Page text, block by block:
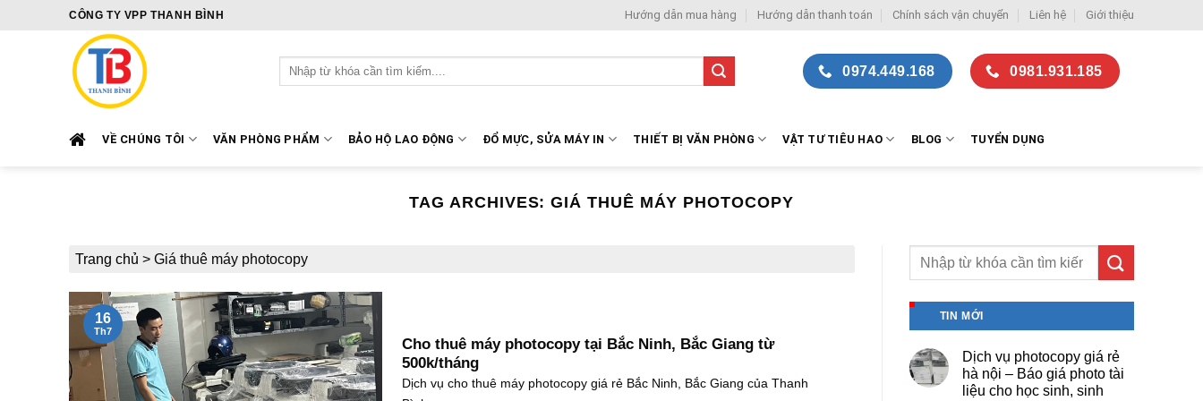
CÔNG TY VPP THANH BÌNH Hướng dẫn mua hàng Hướng dẫn thanh toán Chính sách vận chuyển Liên hệ Giới thiệu
Tìm
kiếm:
0974.449.168 0981.931.185
VỀ CHÚNG TÔI VĂN PHÒNG PHẨM BẢO HỘ LAO ĐỘNG ĐỔ MỰC, SỬA MÁY IN THIẾT BỊ VĂN PHÒNG VẬT TƯ TIÊU HAO BLOG TUYỂN DỤNG
TAG ARCHIVES:GIÁ THUÊ MÁY PHOTOCOPY
Trang chủ > Giá thuê máy photocopy
Cho thuê máy photocopy tại Bắc Ninh, Bắc Giang từ
500k/tháng
Dịch vụ cho thuê máy photocopy giá rẻ Bắc Ninh, Bắc Giang của Thanh
16
Th7
TIN MỚI
Dịch vụ photocopy giá rẻ
hà nội – Báo giá photo tài
liệu cho học sinh, sinh